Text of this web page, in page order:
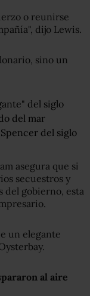
o reunirse
dijo Lewis.
sino un
del siglo
del mar
del siglo
asegura que si
secuestros y
del gobierno, esta
un elegante
al aire